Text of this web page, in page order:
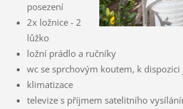
posezení
2x ložnice - 2
lůžko
ložní prádlo a ručníky
wc se sprchovým koutem, k dispozici
klimatizace
televize s příjmem satelitního